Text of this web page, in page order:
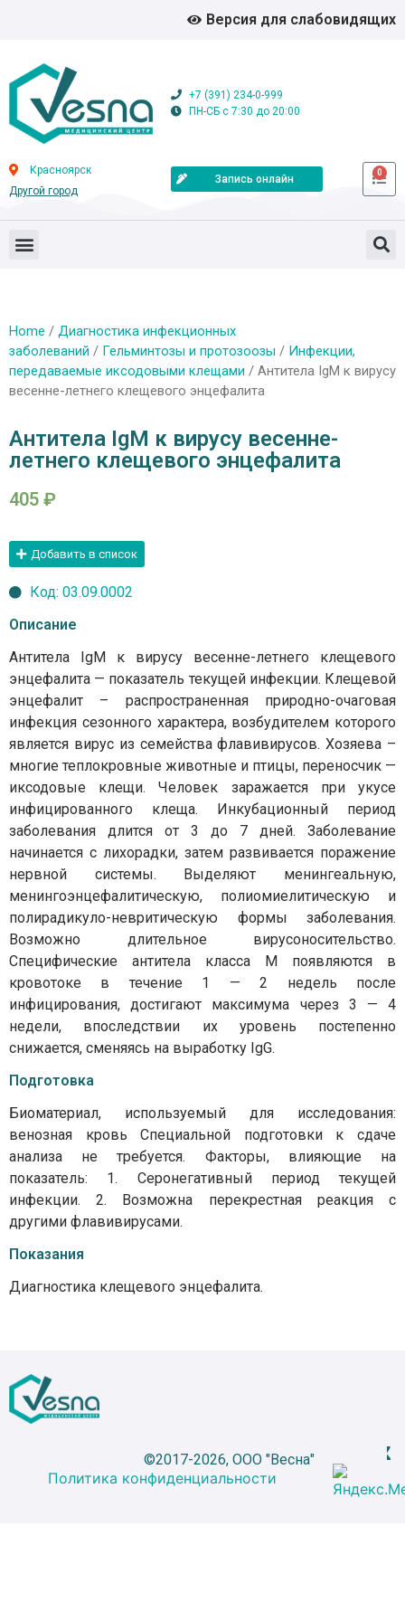
Версия для слабовидящих
+7 (391) 234-0-999
ПН-СБ с 7:30 до 20:00
Красноярск
Другой город
Запись онлайн
0
Home / Диагностика инфекционных
заболеваний / Гельминтозы и протозоозы / Инфекции,
передаваемые иксодовыми клещами / Антитела IgМ к вирусу
весенне-летнего клещевого энцефалита
Антитела IgМ к вирусу весенне-
летнего клещевого энцефалита
405 ₽
Добавить в список
Код: 03.09.0002
Описание
Антитела IgМ к вирусу весенне-летнего клещевого
энцефалита — показатель текущей инфекции. Клещевой
энцефалит – распространенная природно-очаговая
инфекция сезонного характера, возбудителем которого
является вирус из семейства флавивирусов. Хозяева –
многие теплокровные животные и птицы, переносчик —
иксодовые клещи. Человек заражается при укусе
инфицированного клеща. Инкубационный период
заболевания длится от 3 до 7 дней. Заболевание
начинается с лихорадки, затем развивается поражение
нервной системы. Выделяют менингеальную,
менингоэнцефалитическую, полиомиелитическую и
полирадикуло-невритическую формы заболевания.
Возможно длительное вирусоносительство.
Специфические антитела класса М появляются в
кровотоке в течение 1 — 2 недель после
инфицирования, достигают максимума через 3 — 4
недели, впоследствии их уровень постепенно
снижается, сменяясь на выработку IgG.
Подготовка
Биоматериал, используемый для исследования:
венозная кровь Специальной подготовки к сдаче
анализа не требуется. Факторы, влияющие на
показатель: 1. Серонегативный период текущей
инфекции. 2. Возможна перекрестная реакция с
другими флавивирусами.
Показания
Диагностика клещевого энцефалита.
©2017-2026, ООО "Весна"
Политика конфиденциальности